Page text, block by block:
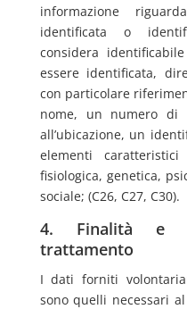
informazione
identificata o
considera
essere identificata,
con particolare
nome, un numero di
all’ubicazione, un
elementi
fisiologica, genetica,
sociale; (C26, C27, C30).
4. Finalità e
trattamento
I dati forniti
sono quelli necessari